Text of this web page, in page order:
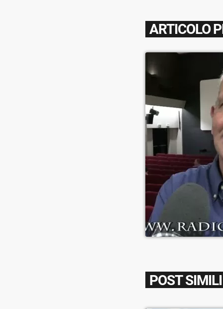
ARTICOLO
POST SIMILI